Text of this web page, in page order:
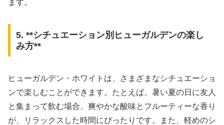
ます。
5. **シチュエーション別ヒューガルデンの楽し
み方**
ヒューガルデン・ホワイトは、さまざまなシチュエーショ
ンで楽しむことができます。たとえば、暑い夏の日に友人
と集まって飲む場合、爽やかな酸味とフルーティーな香り
が、リラックスした時間にぴったりです。また、軽めのシ